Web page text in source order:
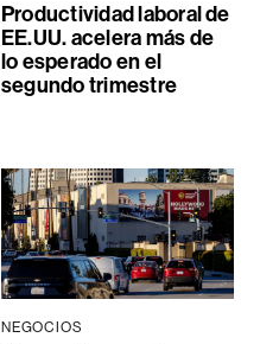
Productividad laboral de
EE.UU. acelera más de
lo esperado en el
segundo trimestre
NEGOCIOS